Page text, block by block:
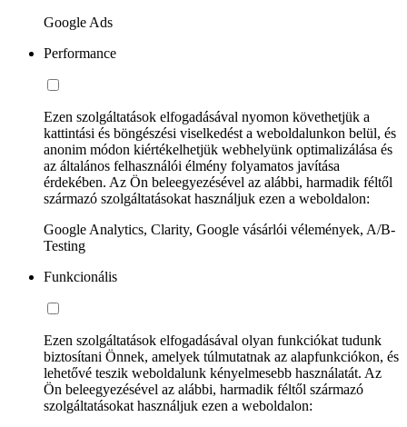
Google Ads
Performance
Ezen szolgáltatások elfogadásával nyomon követhetjük a
kattintási és böngészési viselkedést a weboldalunkon belül, és
anonim módon kiértékelhetjük webhelyünk optimalizálása és
az általános felhasználói élmény folyamatos javítása
érdekében. Az Ön beleegyezésével az alábbi, harmadik féltől
származó szolgáltatásokat használjuk ezen a weboldalon:
Google Analytics, Clarity, Google vásárlói vélemények, A/B-
Testing
Funkcionális
Ezen szolgáltatások elfogadásával olyan funkciókat tudunk
biztosítani Önnek, amelyek túlmutatnak az alapfunkciókon, és
lehetővé teszik weboldalunk kényelmesebb használatát. Az
Ön beleegyezésével az alábbi, harmadik féltől származó
szolgáltatásokat használjuk ezen a weboldalon: